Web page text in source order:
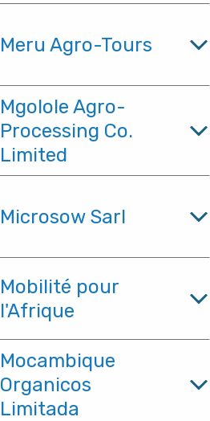
Meru Agro-Tours
Mgolole Agro-
Processing Co.
Limited
Microsow Sarl
Mobilité pour
l'Afrique
Mocambique
Organicos
Limitada